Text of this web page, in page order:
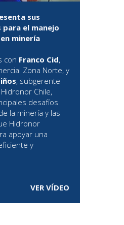
sus
el manejo
minería
con Franco Cid,
Zona Norte, y
, subgerente
Chile,
desafíos
la minería y las
Hidronor
apoyar una
y
VER VÍDEO